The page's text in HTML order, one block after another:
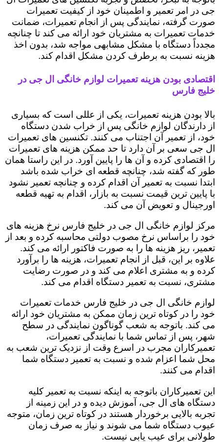
جی در امر تعمیر و اطمینان خود از کیفیت تعمیرات
صورت گرفته، نمایندگی پس از انجام تعمیرات، ضمانت
خدمات تعمیرات به مشتریان خود ارائه می کند تا چنانچه
مجدداً دستگاه با مشکل مشابهی مواجه شد، بدون اخذ
هزینه نسبت به برطرف کردن مشکل اقدام کند.
اقتصادی بودن هزینه تعمیرات لوازم خانگی ال جی در
خلیج فارس
بالا بودن هزینه تعمیرات، یکی از عللی است که بسیاری
از دارندگان لوازم خانگی پس از خراب شدن دستگاه
خود، از تعمیر آن اجتناب می کنند. تکنسین های تعمیرات
ال جی سعی بر آن دارد تا حد ممکن هزینه های تعمیرات
را اقتصادی کرده و آن ها را پایین آورد. در این راستا همان
طور که گفته شد، چنانچه قطعه ای خراب شده باشد
ابتدا نسبت به تعمیر آن اقدام کرده و چنانچه تعمیر نشود
با پایین ترین قیمت نسبت به بازار، اقدام به تهیه قطعه
اورجینال و تعویض آن می کند.
مرکز لوازم خانگی ال جی در خلیج فارس نرخ هزینه های
خود را براساس نرخ مصوب دولتی محاسبه کرده و بعد از
تعمیر، ریز هزینه ها را به صورت فاکتور ارائه می کند.
علاوه بر این، قبل از انجام تعمیرات، هزینه ها را برآورد
کرده و به مشتری اعلام می کند و در صورت رضایت
مشتری، نسبت به تعمیر دستگاه اقدام می کند.
لوازم خانگی ال جی در خلیج فارس خدمات تعمیرات
خود را در کوتاه ترین زمان ممکن به مشتریان خود ارائه
می کند. باتوجه به شعب گوناگون نمایندگی در سطح
شهر، پس از تماس شما با نمایندگی تعمیرات،
تعمیرکاران مجرب در اسرع وقت از نزدیک ترین شعب به
محل شما اعزام شده و نسبت به تعمیر دستگاه شما
اقدام می کنند.
این تعمیرکاران باتوجه به اینکه نسبت به تعمیر کلیه
دستگاه های ال جی، آموزش دیده و در این زمینه از
تجربه بالایی برخوردار هستند در کوتاه ترین زمان، متوجه
عیوب دستگاه شما می شوند و نیاز به صرف زمان
طولانی برای عیب یابی نیست.